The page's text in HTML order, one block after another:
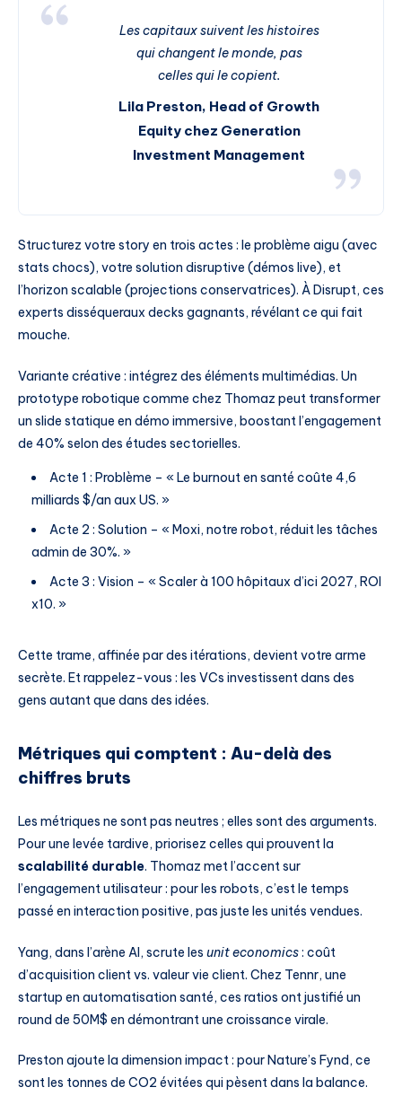
Les capitaux suivent les histoires
qui changent le monde, pas
celles qui le copient.
Lila Preston, Head of Growth
Equity chez Generation
Investment Management
Structurez votre story en trois actes : le problème aigu (avec
stats chocs), votre solution disruptive (démos live), et
l’horizon scalable (projections conservatrices). À Disrupt, ces
experts disséqueraux decks gagnants, révélant ce qui fait
mouche.
Variante créative : intégrez des éléments multimédias. Un
prototype robotique comme chez Thomaz peut transformer
un slide statique en démo immersive, boostant l’engagement
de 40% selon des études sectorielles.
Acte 1 : Problème – « Le burnout en santé coûte 4,6
milliards $/an aux US. »
Acte 2 : Solution – « Moxi, notre robot, réduit les tâches
admin de 30%. »
Acte 3 : Vision – « Scaler à 100 hôpitaux d’ici 2027, ROI
x10. »
Cette trame, affinée par des itérations, devient votre arme
secrète. Et rappelez-vous : les VCs investissent dans des
gens autant que dans des idées.
Métriques qui comptent : Au-delà des
chiffres bruts
Les métriques ne sont pas neutres ; elles sont des arguments.
Pour une levée tardive, priorisez celles qui prouvent la
scalabilité durable. Thomaz met l’accent sur
l’engagement utilisateur : pour les robots, c’est le temps
passé en interaction positive, pas juste les unités vendues.
Yang, dans l’arène AI, scrute les unit economics: coût
d’acquisition client vs. valeur vie client. Chez Tennr, une
startup en automatisation santé, ces ratios ont justifié un
round de 50M$ en démontrant une croissance virale.
Preston ajoute la dimension impact : pour Nature’s Fynd, ce
sont les tonnes de CO2 évitées qui pèsent dans la balance.